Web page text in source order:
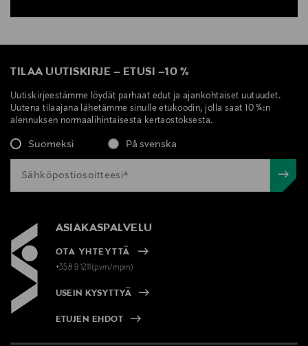
TILAA UUTISKIRJE – ETUSI –10 %
Uutiskirjeestämme löydät parhaat edut ja ajankohtaiset uutuudet.
Uutena tilaajana lähetämme sinulle etukoodin, jolla saat 10 %:n
alennuksen normaalihintaisesta kertaostoksesta.
Suomeksi På svenska
ASIAKASPALVELU
OTA YHTEYTTÄ
+358 9 1211(pvm/mpm)
USEIN KYSYTTYÄ
ETUJEN EHDOT